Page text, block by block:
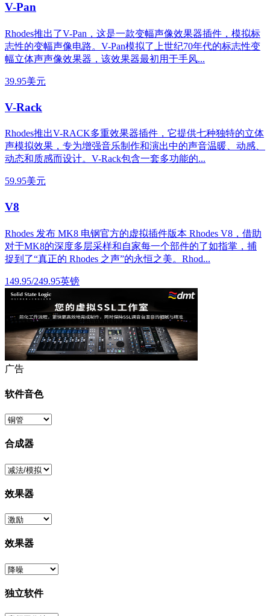
V-Pan
Rhodes推出了V-Pan，这是一款变幅声像效果器插件，模拟标
志性的变幅声像电路。V-Pan模拟了上世纪70年代的标志性变
幅立体声声像效果器，该效果器最初用于手风...
39.95美元
V-Rack
Rhodes推出V-RACK多重效果器插件，它提供七种独特的立体
声模拟效果，专为增强音乐制作和演出中的声音温暖、动感、
动态和质感而设计。V-Rack包含一套多功能的...
59.95美元
V8
Rhodes 发布 MK8 电钢官方的虚拟插件版本 Rhodes V8，借助
对于MK8的深度多层采样和自家每一个部件的了如指掌，捕
捉到了“真正的 Rhodes 之声”的永恒之美。Rhod...
149.95/249.95英镑
广告
软件音色
合成器
效果器
效果器
独立软件